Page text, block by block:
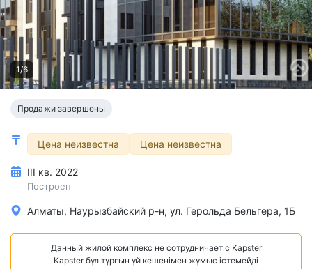
1/6
Продажи завершены
Цена неизвестна Цена неизвестна
III кв. 2022
Построен
Алматы, Наурызбайский р-н, ул. ​Герольда Бельгера, 1Б
Данный жилой комплекс не сотрудничает с Kapster
Kapster бұл тұрғын үй кешенімен жұмыс істемейді